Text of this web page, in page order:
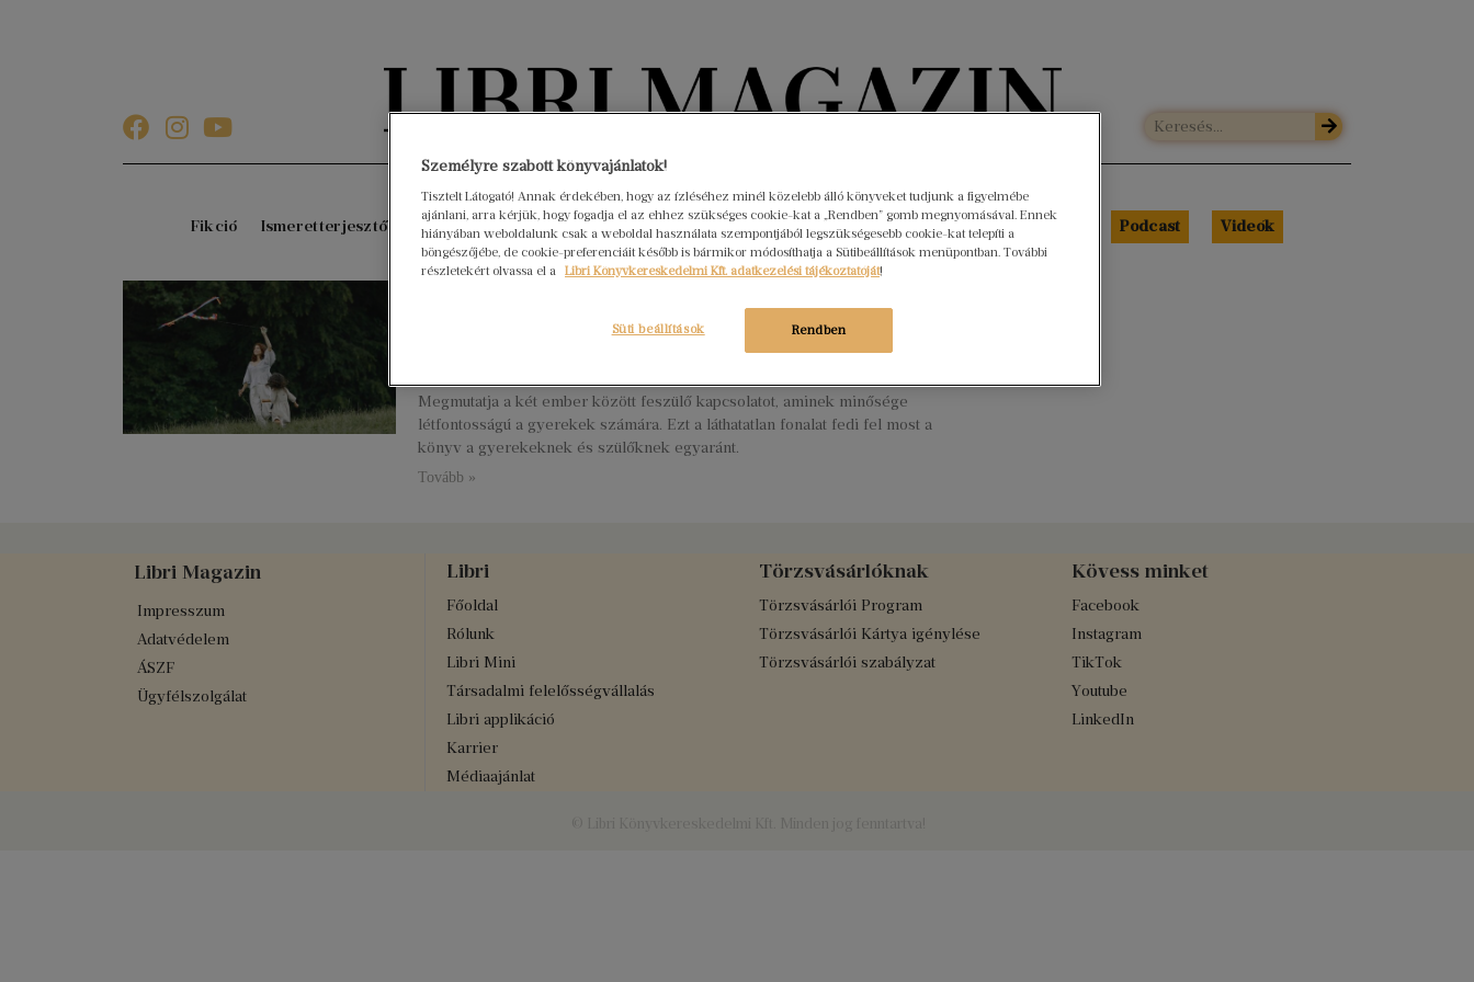
Könyvektől az olvasókig
Fikció Ismeretterjesztő Gyerekkönyvek Interjúk Beleolvasó A hónap könyvei HÍREK Libri Portré Podcast Videók
Megmutatja a két ember között feszülő kapcsolatot, aminek minősége
létfontosságú a gyerekek számára. Ezt a láthatatlan fonalat fedi fel most a
könyv a gyerekeknek és szülőknek egyaránt.
Tovább »
Libri Magazin
Impresszum
Adatvédelem
ÁSZF
Ügyfélszolgálat
Libri
Főoldal
Rólunk
Libri Mini
Társadalmi felelősségvállalás
Libri applikáció
Karrier
Médiaajánlat
Törzsvásárlóknak
Törzsvásárlói Program
Törzsvásárlói Kártya igénylése
Törzsvásárlói szabályzat
Kövess minket
Facebook
Instagram
TikTok
Youtube
LinkedIn
Személyre szabott könyvajánlatok!
Tisztelt Látogató! Annak érdekében, hogy az ízléséhez minél közelebb álló könyveket tudjunk a figyelmébe
ajánlani, arra kérjük, hogy fogadja el az ehhez szükséges cookie-kat a „Rendben” gomb megnyomásával. Ennek
hiányában weboldalunk csak a weboldal használata szempontjából legszükségesebb cookie-kat telepíti a
böngészőjébe, de cookie-preferenciáit később is bármikor módosíthatja a Sütibeállítások menüpontban. További
részletekért olvassa el a Libri Könyvkereskedelmi Kft. adatkezelési tájékoztatóját!
Rendben
Süti beállítások